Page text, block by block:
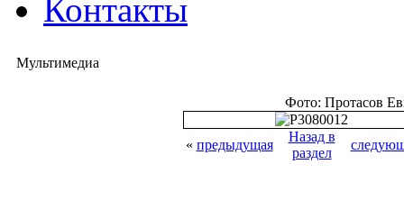
Контакты
Мультимедиа
Фото: Протасов
« предыдущая
Назад в
раздел